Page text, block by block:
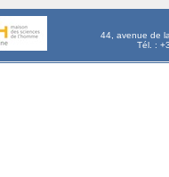
44, avenue de
Tél. :